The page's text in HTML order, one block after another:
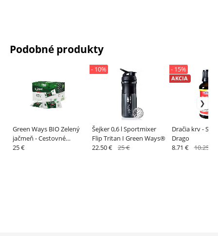
Podobné produkty
Green Ways BIO Zelený
jačmeň - Cestovné
balenie
25 €
Šejker 0,6 l Sportmixer
Flip Tritan I Green Ways®
- 10%
22.50 € 25 €
Dračia krv -
Drago
AKCIA
- 15%
8.71 € 10.25 €